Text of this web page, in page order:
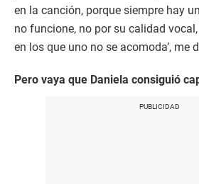
en la canción, porque siempre hay
no funcione, no por su calidad
en los que uno no se acomoda’, me
Pero vaya que Daniela consiguió